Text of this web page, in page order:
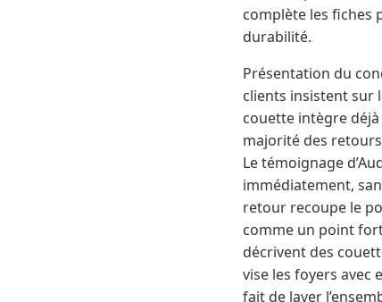
complète les fiches
durabilité.
Présentation du
clients insistent sur
couette intègre
majorité des
Le témoignage
immédiatement,
retour recoupe le
comme un point
décrivent des
vise les foyers avec
fait de laver